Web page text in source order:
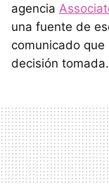
agencia
una fuente de
comunicado
decisión tomada.